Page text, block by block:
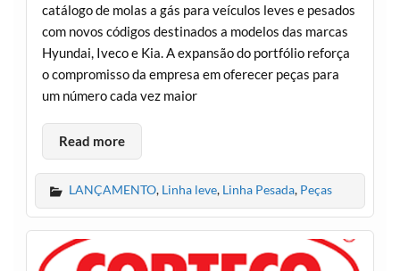
catálogo de molas a gás para veículos leves e pesados
com novos códigos destinados a modelos das marcas
Hyundai, Iveco e Kia. A expansão do portfólio reforça
o compromisso da empresa em oferecer peças para
um número cada vez maior
Read more
LANÇAMENTO, Linha leve, Linha Pesada, Peças